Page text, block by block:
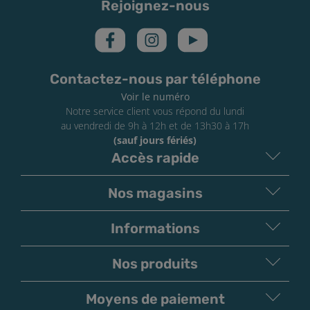
Rejoignez-nous
Contactez-nous par téléphone
Voir le numéro
Notre service client vous répond du lundi
au vendredi de 9h à 12h et de 13h30 à 17h
(sauf jours fériés)
Accès rapide
Nos magasins
Informations
Nos produits
Moyens de paiement